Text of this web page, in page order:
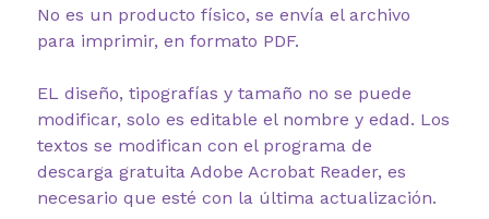
No es un producto físico, se envía el archivo
para imprimir, en formato PDF.
EL diseño, tipografías y tamaño no se puede
modificar, solo es editable el nombre y edad. Los
textos se modifican con el programa de
descarga gratuita Adobe Acrobat Reader, es
necesario que esté con la última actualización.